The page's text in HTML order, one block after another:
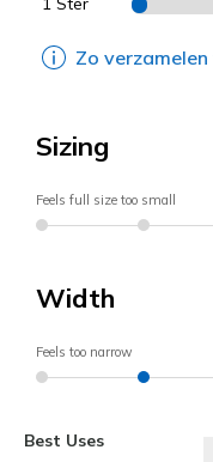
Zo
Sizing
Feels full size too small
Width
Feels too narrow
Best Uses